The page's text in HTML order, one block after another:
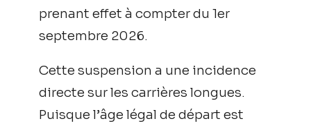
prenant effet à compter du 1er
septembre 2026.
Cette suspension a une incidence
directe sur les carrières longues.
Puisque l’âge légal de départ est